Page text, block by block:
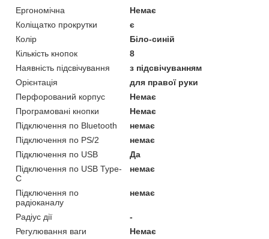
Ергономічна
Немає
Коліщатко прокрутки
є
Колір
Біло-синій
Кількість кнопок
8
Наявність підсвічування
з підсвічуванням
Орієнтація
для правої руки
Перфорований корпус
Немає
Програмовані кнопки
Немає
Підключення по Bluetooth
немає
Підключення по PS/2
немає
Підключення по USB
Да
Підключення по USB Type-
C
немає
Підключення по
радіоканалу
немає
Радіус дії
-
Регулювання ваги
Немає